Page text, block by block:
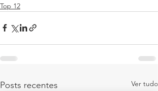
Top 12
Posts recentes Ver tudo